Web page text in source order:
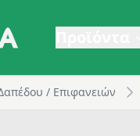
/ Επιφανειών